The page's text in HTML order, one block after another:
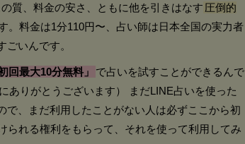
質、料金の安さ、ともに他を引きはなす 圧倒的
。料金は1分110円〜、占い師は日本全国の実力者
ごいんです。
初回最大10分無料」
で占いを試すことができるんで
ありがとうございます） まだLINE占いを使った
で、まだ利用したことがない人は必ずここから初
られる権利をもらって、それを使って利用してみ